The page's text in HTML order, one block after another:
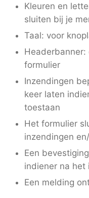
Kleuren en
sluiten bij je
Taal: voor
formulier
Inzendingen
keer laten
toestaan
Het formulier
inzendingen
Een
indiener na het
Een melding